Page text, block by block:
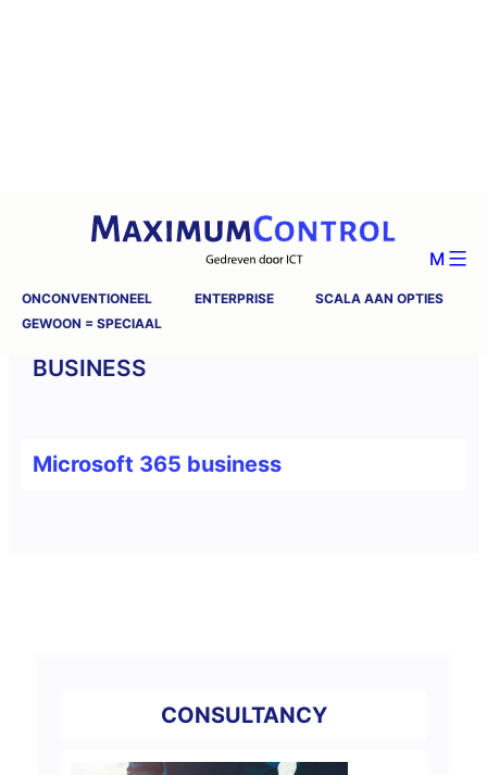
ONCONVENTIONEEL ENTERPRISE
SCALA AAN OPTIES
GEWOON = SPECIAAL
M
BUSINESS
Microsoft 365 business
CONSULTANCY